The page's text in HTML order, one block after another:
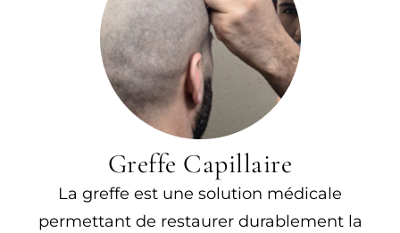
Greffe Capillaire
La greffe est une solution médicale
permettant de restaurer durablement la